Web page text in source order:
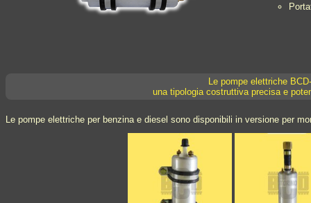
Le pompe elettriche
una tipologia costruttiva precisa e
Le pompe elettriche per benzina e diesel sono disponibili in versione per